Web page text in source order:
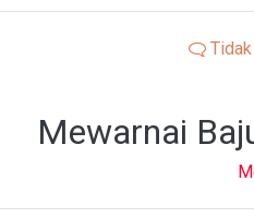
Tidak
Mewarnai